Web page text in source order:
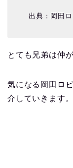
出典：岡田
とても兄弟は仲
気になる岡田ロ
介していきます。